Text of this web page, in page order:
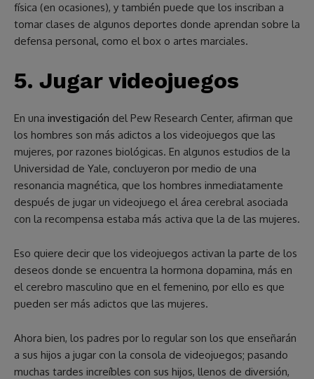
física (en ocasiones), y también puede que los inscriban a
tomar clases de algunos deportes donde aprendan sobre la
defensa personal, como el box o artes marciales.
5. Jugar videojuegos
En una investigación del Pew Research Center, afirman que
los hombres son más adictos a los videojuegos que las
mujeres, por razones biológicas. En algunos estudios de la
Universidad de Yale, concluyeron por medio de una
resonancia magnética, que los hombres inmediatamente
después de jugar un videojuego el área cerebral asociada
con la recompensa estaba más activa que la de las mujeres.
Eso quiere decir que los videojuegos activan la parte de los
deseos donde se encuentra la hormona dopamina, más en
el cerebro masculino que en el femenino, por ello es que
pueden ser más adictos que las mujeres.
Ahora bien, los padres por lo regular son los que enseñarán
a sus hijos a jugar con la consola de videojuegos; pasando
muchas tardes increíbles con sus hijos, llenos de diversión,